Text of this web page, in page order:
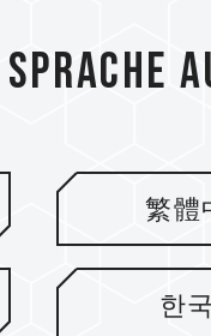
20.Oct.2022
T-FORCE DELTA
7.600MHz mit
Sprache
繁體
한